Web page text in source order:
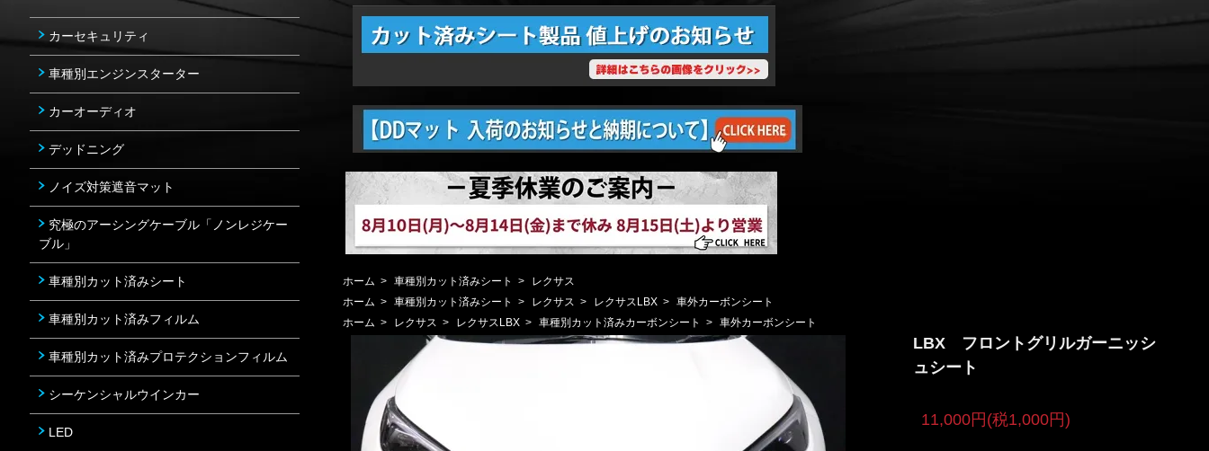
ホーム > 車種別カット済みシート >
レクサス
ホーム > 車種別カット済みシート > レクサス > レクサスLBX > 車外カーボンシート
ホーム > レクサス > レクサスLBX > 車種別カット済みカーボンシート > 車外カーボンシート
LBX フロントグリルガーニッシ
ュシート
11,000円(税1,000円)
カーセキュリティ
車種別エンジンスターター
カーオーディオ
デッドニング
ノイズ対策遮音マット
究極のアーシングケーブル「ノンレジケー
ブル」
車種別カット済みシート
車種別カット済みフィルム
車種別カット済みプロテクションフィルム
シーケンシャルウインカー
LED